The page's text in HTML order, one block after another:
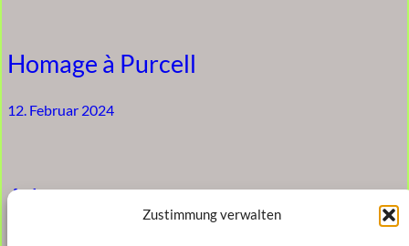
Zustimmung verwalten
Homage à Purcell
12. Februar 2024
Ado